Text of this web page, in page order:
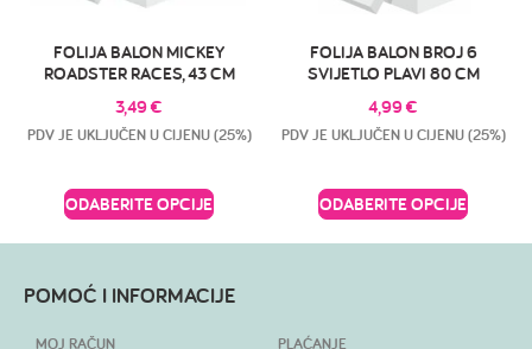
FOLIJA BALON MICKEY
ROADSTER RACES, 43 CM
3,49€
PDV JE UKLJUČEN U CIJENU (25%)
ODABERITE OPCIJE
FOLIJA BALON BROJ 6
SVIJETLO PLAVI 80 CM
4,99€
PDV JE UKLJUČEN U CIJENU (25%)
ODABERITE OPCIJE
POMOĆ I INFORMACIJE
MOJ RAČUN
PLAĆANJE